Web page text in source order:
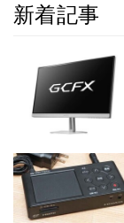
新着記事